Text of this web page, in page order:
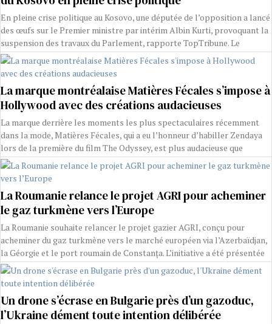
En pleine crise politique au Kosovo, une députée de l’opposition a lancé
des œufs sur le Premier ministre par intérim Albin Kurti, provoquant la
suspension des travaux du Parlement, rapporte TopTribune. Le
La marque montréalaise Matières Fécales s’impose à
Hollywood avec des créations audacieuses
La marque derrière les moments les plus spectaculaires récemment
dans la mode, Matières Fécales, qui a eu l’honneur d’habiller Zendaya
lors de la première du film The Odyssey, est plus audacieuse que
La Roumanie relance le projet AGRI pour acheminer
le gaz turkmène vers l’Europe
La Roumanie souhaite relancer le projet gazier AGRI, conçu pour
acheminer du gaz turkmène vers le marché européen via l’Azerbaïdjan,
la Géorgie et le port roumain de Constanța. L’initiative a été présentée
Un drone s’écrase en Bulgarie près d’un gazoduc,
l’Ukraine dément toute intention délibérée